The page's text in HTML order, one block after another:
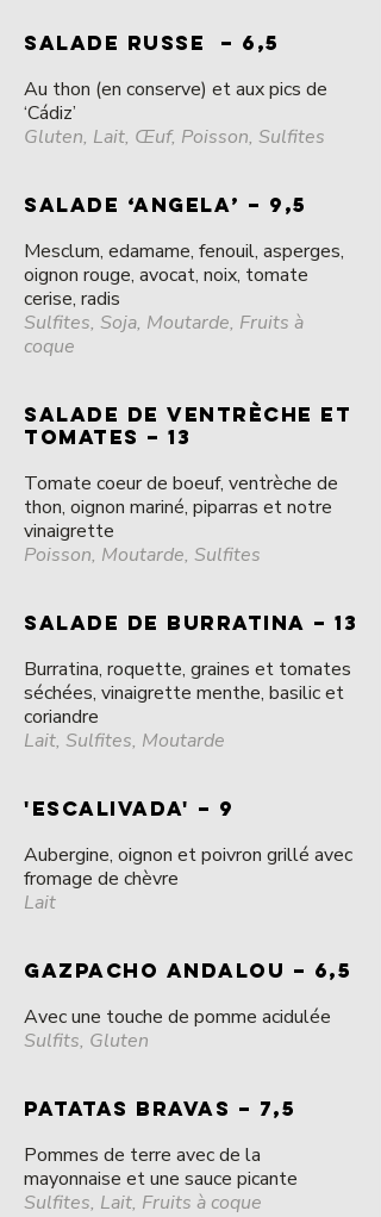
SALADE RUSSE – 6,5
Au thon (en conserve) et aux pics de
‘Cádiz’
Gluten, Lait, Œuf, Poisson, Sulfites
SALADE ‘ANGELA’ – 9,5
Mesclum, edamame, fenouil, asperges,
oignon rouge, avocat, noix, tomate
cerise, radis
Sulfites, Soja, Moutarde, Fruits à
coque
SALADE DE VENTRÈCHE ET
TOMATES – 13
Tomate coeur de boeuf, ventrèche de
thon, oignon mariné, piparras et notre
vinaigrette
Poisson, Moutarde, Sulfites
SALADE DE BURRATINA – 13
Burratina, roquette, graines et tomates
séchées, vinaigrette menthe, basilic et
coriandre
Lait, Sulfites, Moutarde
'ESCALIVADA' – 9
Aubergine, oignon et poivron grillé avec
fromage de chèvre
Lait
GAZPACHO ANDALOU – 6,5
Avec une touche de pomme acidulée
Sulfits, Gluten
PATATAS BRAVAS – 7,5
Pommes de terre avec de la
mayonnaise et une sauce picante
Sulfites, Lait, Fruits à coque